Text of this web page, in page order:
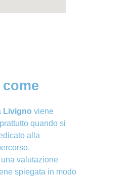
Livigno viene
quando si
alla
valutazione
spiegata in modo